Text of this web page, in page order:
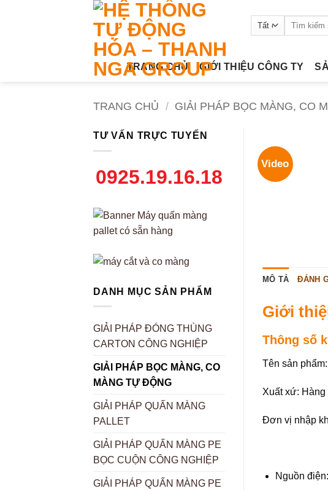
Tìm
TRANG CHỦ GIỚI THIỆU CÔNG TY
TRANG CHỦ / GIẢI PHÁP BỌC MÀNG, CO
TƯ VẤN TRỰC TUYẾN
0925.19.16.18
DANH MỤC SẢN PHẨM
GIẢI PHÁP ĐÓNG THÙNG
CARTON CÔNG NGHIỆP
GIẢI PHÁP BỌC MÀNG, CO
MÀNG TỰ ĐỘNG
GIẢI PHÁP QUẤN MÀNG
PALLET
GIẢI PHÁP QUẤN MÀNG PE
BỌC CUỘN CÔNG NGHIỆP
GIẢI PHÁP QUẤN MÀNG PE
Video
MÔ TẢ ĐÁNH
Giới
Thông số
Tên sản
Xuất xứ: Hàng
Đơn vị nhập
Nguồn